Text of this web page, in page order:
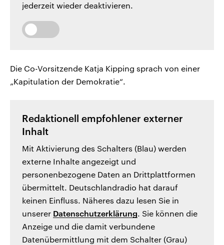
jederzeit wieder deaktivieren.
Die Co-Vorsitzende Katja Kipping sprach von einer
„Kapitulation der Demokratie“.
Redaktionell empfohlener externer
Inhalt
Mit Aktivierung des Schalters (Blau) werden
externe Inhalte angezeigt und
personenbezogene Daten an Drittplattformen
übermittelt. Deutschlandradio hat darauf
keinen Einfluss. Näheres dazu lesen Sie in
unserer Datenschutzerklärung. Sie können die
Anzeige und die damit verbundene
Datenübermittlung mit dem Schalter (Grau)